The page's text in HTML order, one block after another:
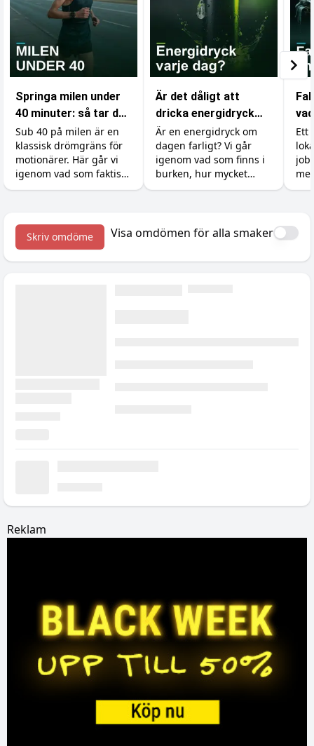
Springa milen under
40 minuter: så tar du
dig under
drömgränsen
Sub 40 på milen är en
klassisk drömgräns för
motionärer. Här går vi
igenom vad som faktiskt
krävs, hur du lägger
sista sekunderna.
Är det dåligt att
dricka energidryck
varje dag?
Är en energidryck om
dagen farligt? Vi går
igenom vad som finns i
burken, hur mycket
koffein du tål, varför
med tänderna och hur
Ett
Skriv omdöme Visa omdömen för alla smaker
Reklam